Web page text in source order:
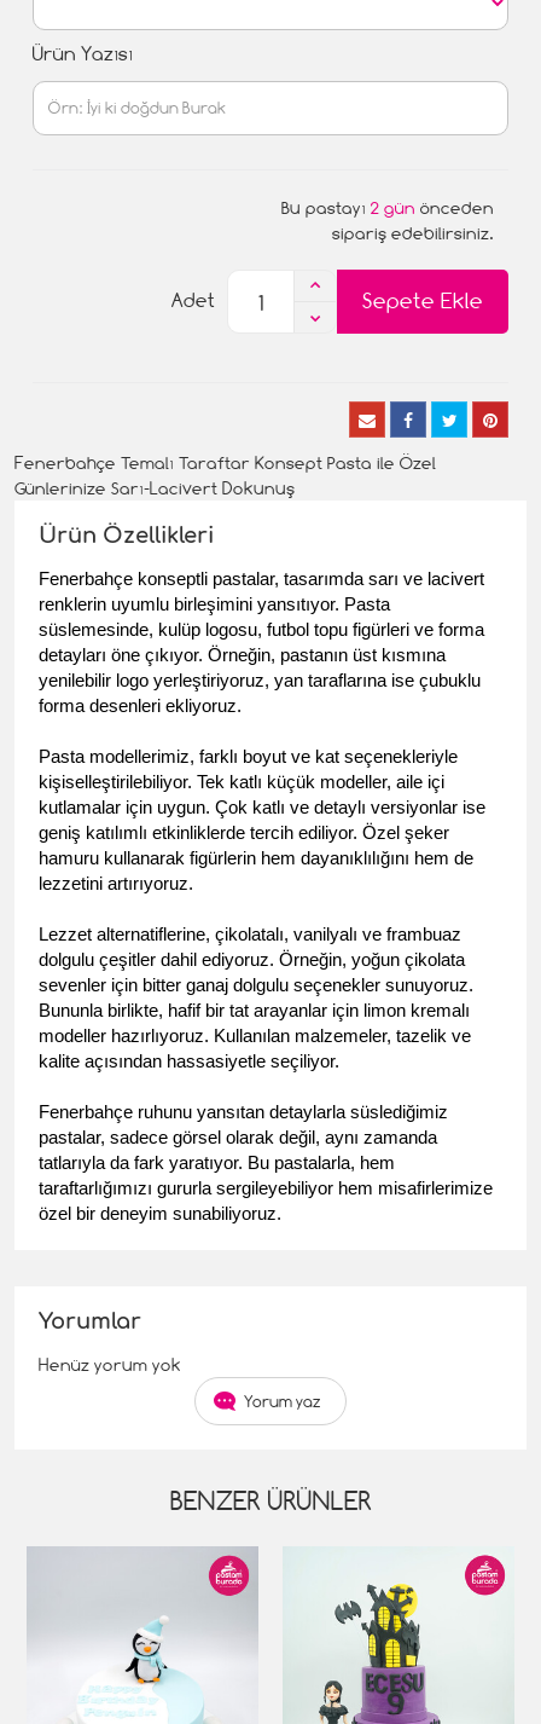
Ürün Yazısı
Bu pastayı 2 gün önceden
sipariş edebilirsiniz.
Sepete Ekle
Adet
Fenerbahçe Temalı Taraftar Konsept Pasta ile Özel
Günlerinize Sarı-Lacivert Dokunuş
Ürün Özellikleri
Fenerbahçe konseptli pastalar, tasarımda sarı ve lacivert
renklerin uyumlu birleşimini yansıtıyor. Pasta
süslemesinde, kulüp logosu, futbol topu figürleri ve forma
detayları öne çıkıyor. Örneğin, pastanın üst kısmına
yenilebilir logo yerleştiriyoruz, yan taraflarına ise çubuklu
forma desenleri ekliyoruz.
Pasta modellerimiz, farklı boyut ve kat seçenekleriyle
kişiselleştirilebiliyor. Tek katlı küçük modeller, aile içi
kutlamalar için uygun. Çok katlı ve detaylı versiyonlar ise
geniş katılımlı etkinliklerde tercih ediliyor. Özel şeker
hamuru kullanarak figürlerin hem dayanıklılığını hem de
lezzetini artırıyoruz.
Lezzet alternatiflerine, çikolatalı, vanilyalı ve frambuaz
dolgulu çeşitler dahil ediyoruz. Örneğin, yoğun çikolata
sevenler için bitter ganaj dolgulu seçenekler sunuyoruz.
Bununla birlikte, hafif bir tat arayanlar için limon kremalı
modeller hazırlıyoruz. Kullanılan malzemeler, tazelik ve
kalite açısından hassasiyetle seçiliyor.
Fenerbahçe ruhunu yansıtan detaylarla süslediğimiz
pastalar, sadece görsel olarak değil, aynı zamanda
tatlarıyla da fark yaratıyor. Bu pastalarla, hem
taraftarlığımızı gururla sergileyebiliyor hem misafirlerimize
özel bir deneyim sunabiliyoruz.
Yorumlar
Henüz yorum yok
Yorum yaz
BENZER ÜRÜNLER